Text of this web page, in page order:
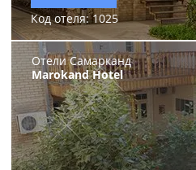
Код отеля: 1025
Отели Самарканд
Marokand Hotel